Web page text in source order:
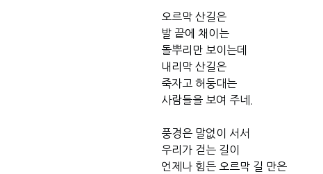
오르막 산길은
발 끝에 채이는
돌뿌리만 보이는데
내리막 산길은
죽자고 허둥대는
사람들을 보여 주네.
풍경은 말없이 서서
우리가 걷는 길이
언제나 힘든 오르막 길 만은